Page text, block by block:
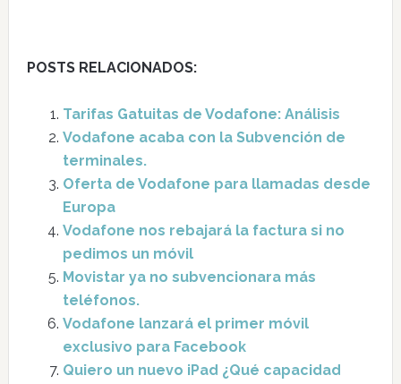
POSTS RELACIONADOS:
Tarifas Gatuitas de Vodafone: Análisis
Vodafone acaba con la Subvención de
terminales.
Oferta de Vodafone para llamadas desde
Europa
Vodafone nos rebajará la factura si no
pedimos un móvil
Movistar ya no subvencionara más
teléfonos.
Vodafone lanzará el primer móvil
exclusivo para Facebook
Quiero un nuevo iPad ¿Qué capacidad